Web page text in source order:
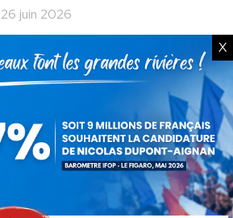
26 juin 2026
En ce 18 juin, le meilleur
hommage : libérer à nouveau la
France !
18 juin 2026
Macron veut tuer notre
X